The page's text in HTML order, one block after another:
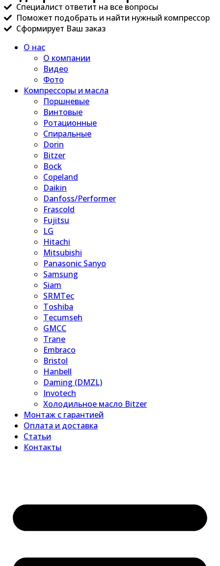
Специалист ответит на все вопросы
Поможет подобрать и найти нужный компрессор
Сформирует Ваш заказ
О нас
О компании
Видео
Фото
Компрессоры и масла
Поршневые
Винтовые
Ротационные
Спиральные
Dorin
Bitzer
Bock
Copeland
Daikin
Danfoss/Performer
Frascold
Fujitsu
LG
Hitachi
Mitsubishi
Panasonic Sanyo
Samsung
Siam
SRMTec
Toshiba
Tecumseh
GMCC
Trane
Embraco
Bristol
Hanbell
Daming (DMZL)
Invotech
Холодильное масло Bitzer
Монтаж с гарантией
Оплата и доставка
Статьи
Контакты